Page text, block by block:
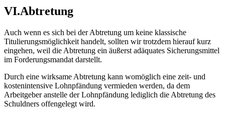
VI.Abtretung
Auch wenn es sich bei der Abtretung um keine klassische
Titulierungsmöglichkeit handelt, sollten wir trotzdem hierauf kurz
eingehen, weil die Abtretung ein äußerst adäquates Sicherungsmittel
im Forderungsmandat darstellt.
Durch eine wirksame Abtretung kann womöglich eine zeit- und
kostenintensive Lohnpfändung vermieden werden, da dem
Arbeitgeber anstelle der Lohnpfändung lediglich die Abtretung des
Schuldners offengelegt wird.